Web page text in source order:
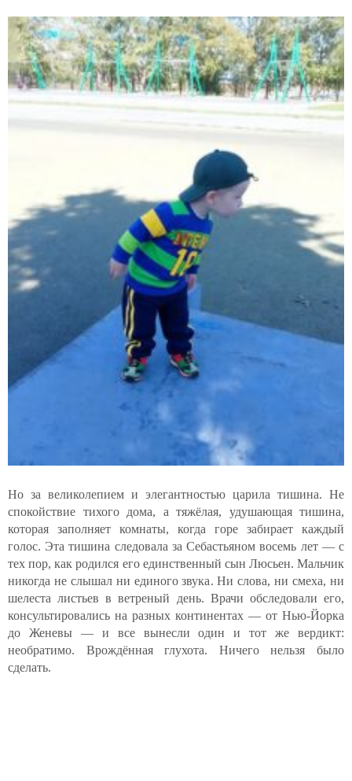
Но за великолепием и элегантностью царила тишина. Не
спокойствие тихого дома, а тяжёлая, удушающая тишина,
которая заполняет комнаты, когда горе забирает каждый
голос. Эта тишина следовала за Себастьяном восемь лет — с
тех пор, как родился его единственный сын Люсьен. Мальчик
никогда не слышал ни единого звука. Ни слова, ни смеха, ни
шелеста листьев в ветреный день. Врачи обследовали его,
консультировались на разных континентах — от Нью-Йорка
до Женевы — и все вынесли один и тот же вердикт:
необратимо. Врождённая глухота. Ничего нельзя было
сделать.